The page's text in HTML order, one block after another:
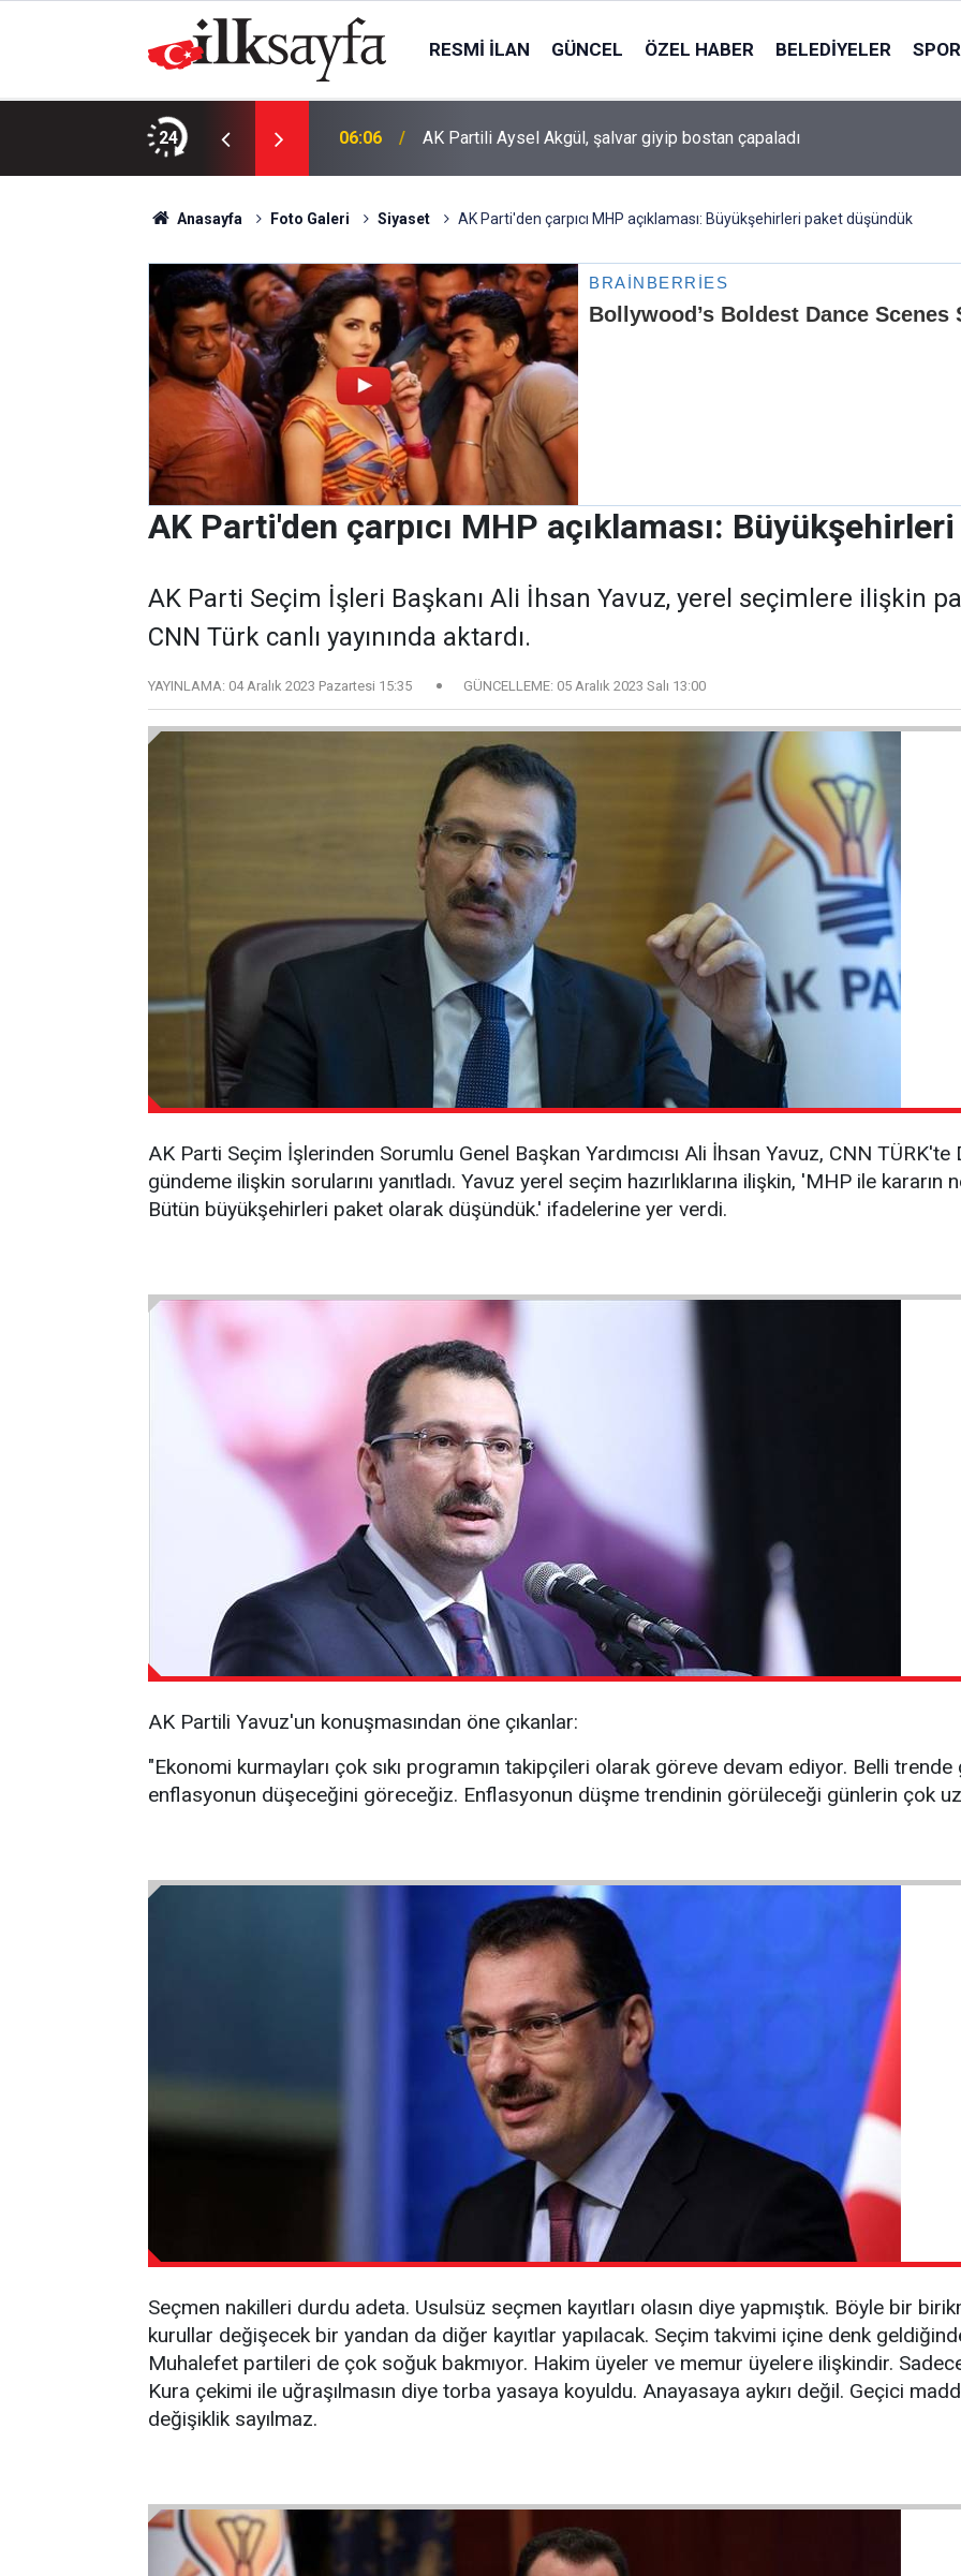
RESMI İLAN GÜNCEL ÖZEL HABER BELEDIYELER SPOR
24
çalışmaya başladı 06:06 AK Partili Aysel Akgül, şalvar giyip bostan çapaladı
Anasayfa Foto Galeri Siyaset AK Parti'den çarpıcı MHP açıklaması: Büyükşehirleri paket düşündük
AK Parti'den çarpıcı MHP açıklaması:
AK Parti Seçim İşleri Başkanı Ali İhsan Yavuz, yerel seçimlere ilişkin
CNN Türk canlı yayınında aktardı.
YAYINLAMA: 04 Aralık 2023 Pazartesi 15:35 GÜNCELLEME: 05 Aralık 2023 Salı 13:00
AK Parti Seçim İşlerinden Sorumlu Genel Başkan Yardımcısı Ali İhsan Yavuz, CNN TÜRK'te
gündeme ilişkin sorularını yanıtladı. Yavuz yerel seçim hazırlıklarına ilişkin, 'MHP ile kararın
Bütün büyükşehirleri paket olarak düşündük.' ifadelerine yer verdi.
AK Partili Yavuz'un konuşmasından öne çıkanlar:
"Ekonomi kurmayları çok sıkı programın takipçileri olarak göreve devam ediyor. Belli
enflasyonun düşeceğini göreceğiz. Enflasyonun düşme trendinin görüleceği günlerin çok
Seçmen nakilleri durdu adeta. Usulsüz seçmen kayıtları olasın diye yapmıştık. Böyle bir
kurullar değişecek bir yandan da diğer kayıtlar yapılacak. Seçim takvimi içine denk
Muhalefet partileri de çok soğuk bakmıyor. Hakim üyeler ve memur üyelere ilişkindir.
Kura çekimi ile uğraşılmasın diye torba yasaya koyuldu. Anayasaya aykırı değil. Geçici
değişiklik sayılmaz.